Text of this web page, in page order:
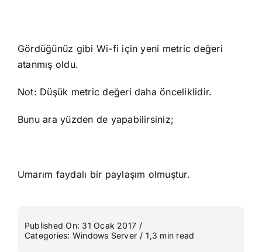
Gördüğünüz gibi Wi-fi için yeni metric değeri
atanmış oldu.
Not: Düşük metric değeri daha önceliklidir.
Bunu ara yüzden de yapabilirsiniz;
Umarım faydalı bir paylaşım olmuştur.
Published On: 31 Ocak 2017 /
Categories: Windows Server / 1,3 min read